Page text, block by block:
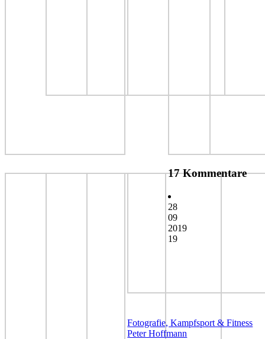
17 Kommentare
28
09
2019
19
Fotografie, Kampfsport & Fitness
Peter Hoffmann